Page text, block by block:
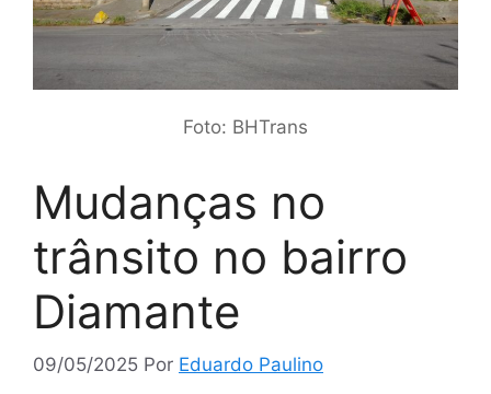
Foto: BHTrans
Mudanças no
trânsito no bairro
Diamante
09/05/2025 Por Eduardo Paulino